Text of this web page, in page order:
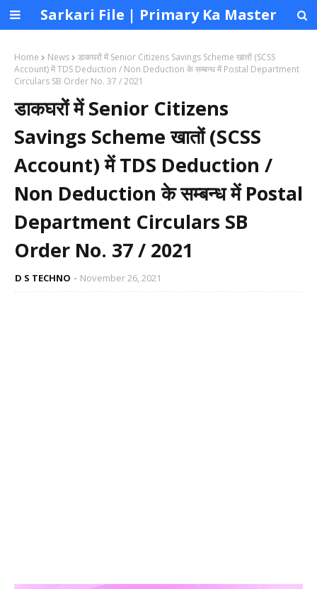
Sarkari File | Primary Ka Master
Home News
डाकघरों में Senior Citizens Savings Scheme खातों (SCSS
Account) में TDS Deduction / Non Deduction के सम्बन्ध में Postal Department
Circulars SB Order No. 37 / 2021
डाकघरों में Senior Citizens
Savings Scheme खातों (SCSS
Account) में TDS Deduction /
Non Deduction के सम्बन्ध में Postal
Department Circulars SB
Order No. 37 / 2021
D S TECHNO November 26, 2021